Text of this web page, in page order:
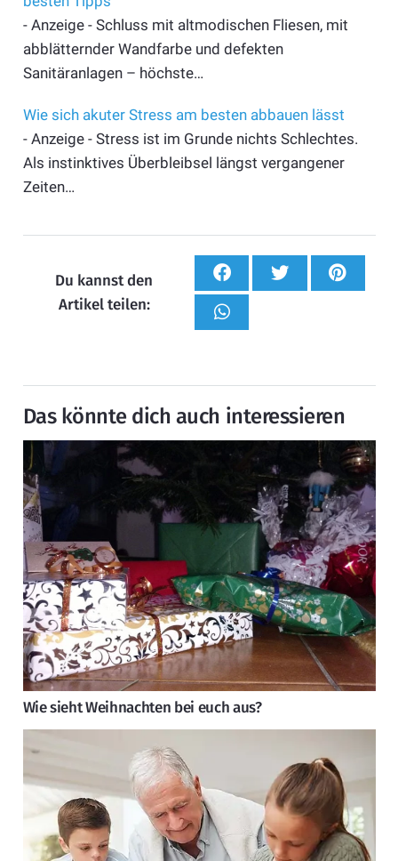
- Anzeige - Schluss mit altmodischen Fliesen, mit
abblätternder Wandfarbe und defekten
Sanitäranlagen – höchste…
Wie sich akuter Stress am besten abbauen lässt
- Anzeige - Stress ist im Grunde nichts Schlechtes.
Als instinktives Überbleibsel längst vergangener
Zeiten…
Du kannst den
Artikel teilen:
Das könnte dich auch interessieren
Wie sieht Weihnachten bei euch aus?